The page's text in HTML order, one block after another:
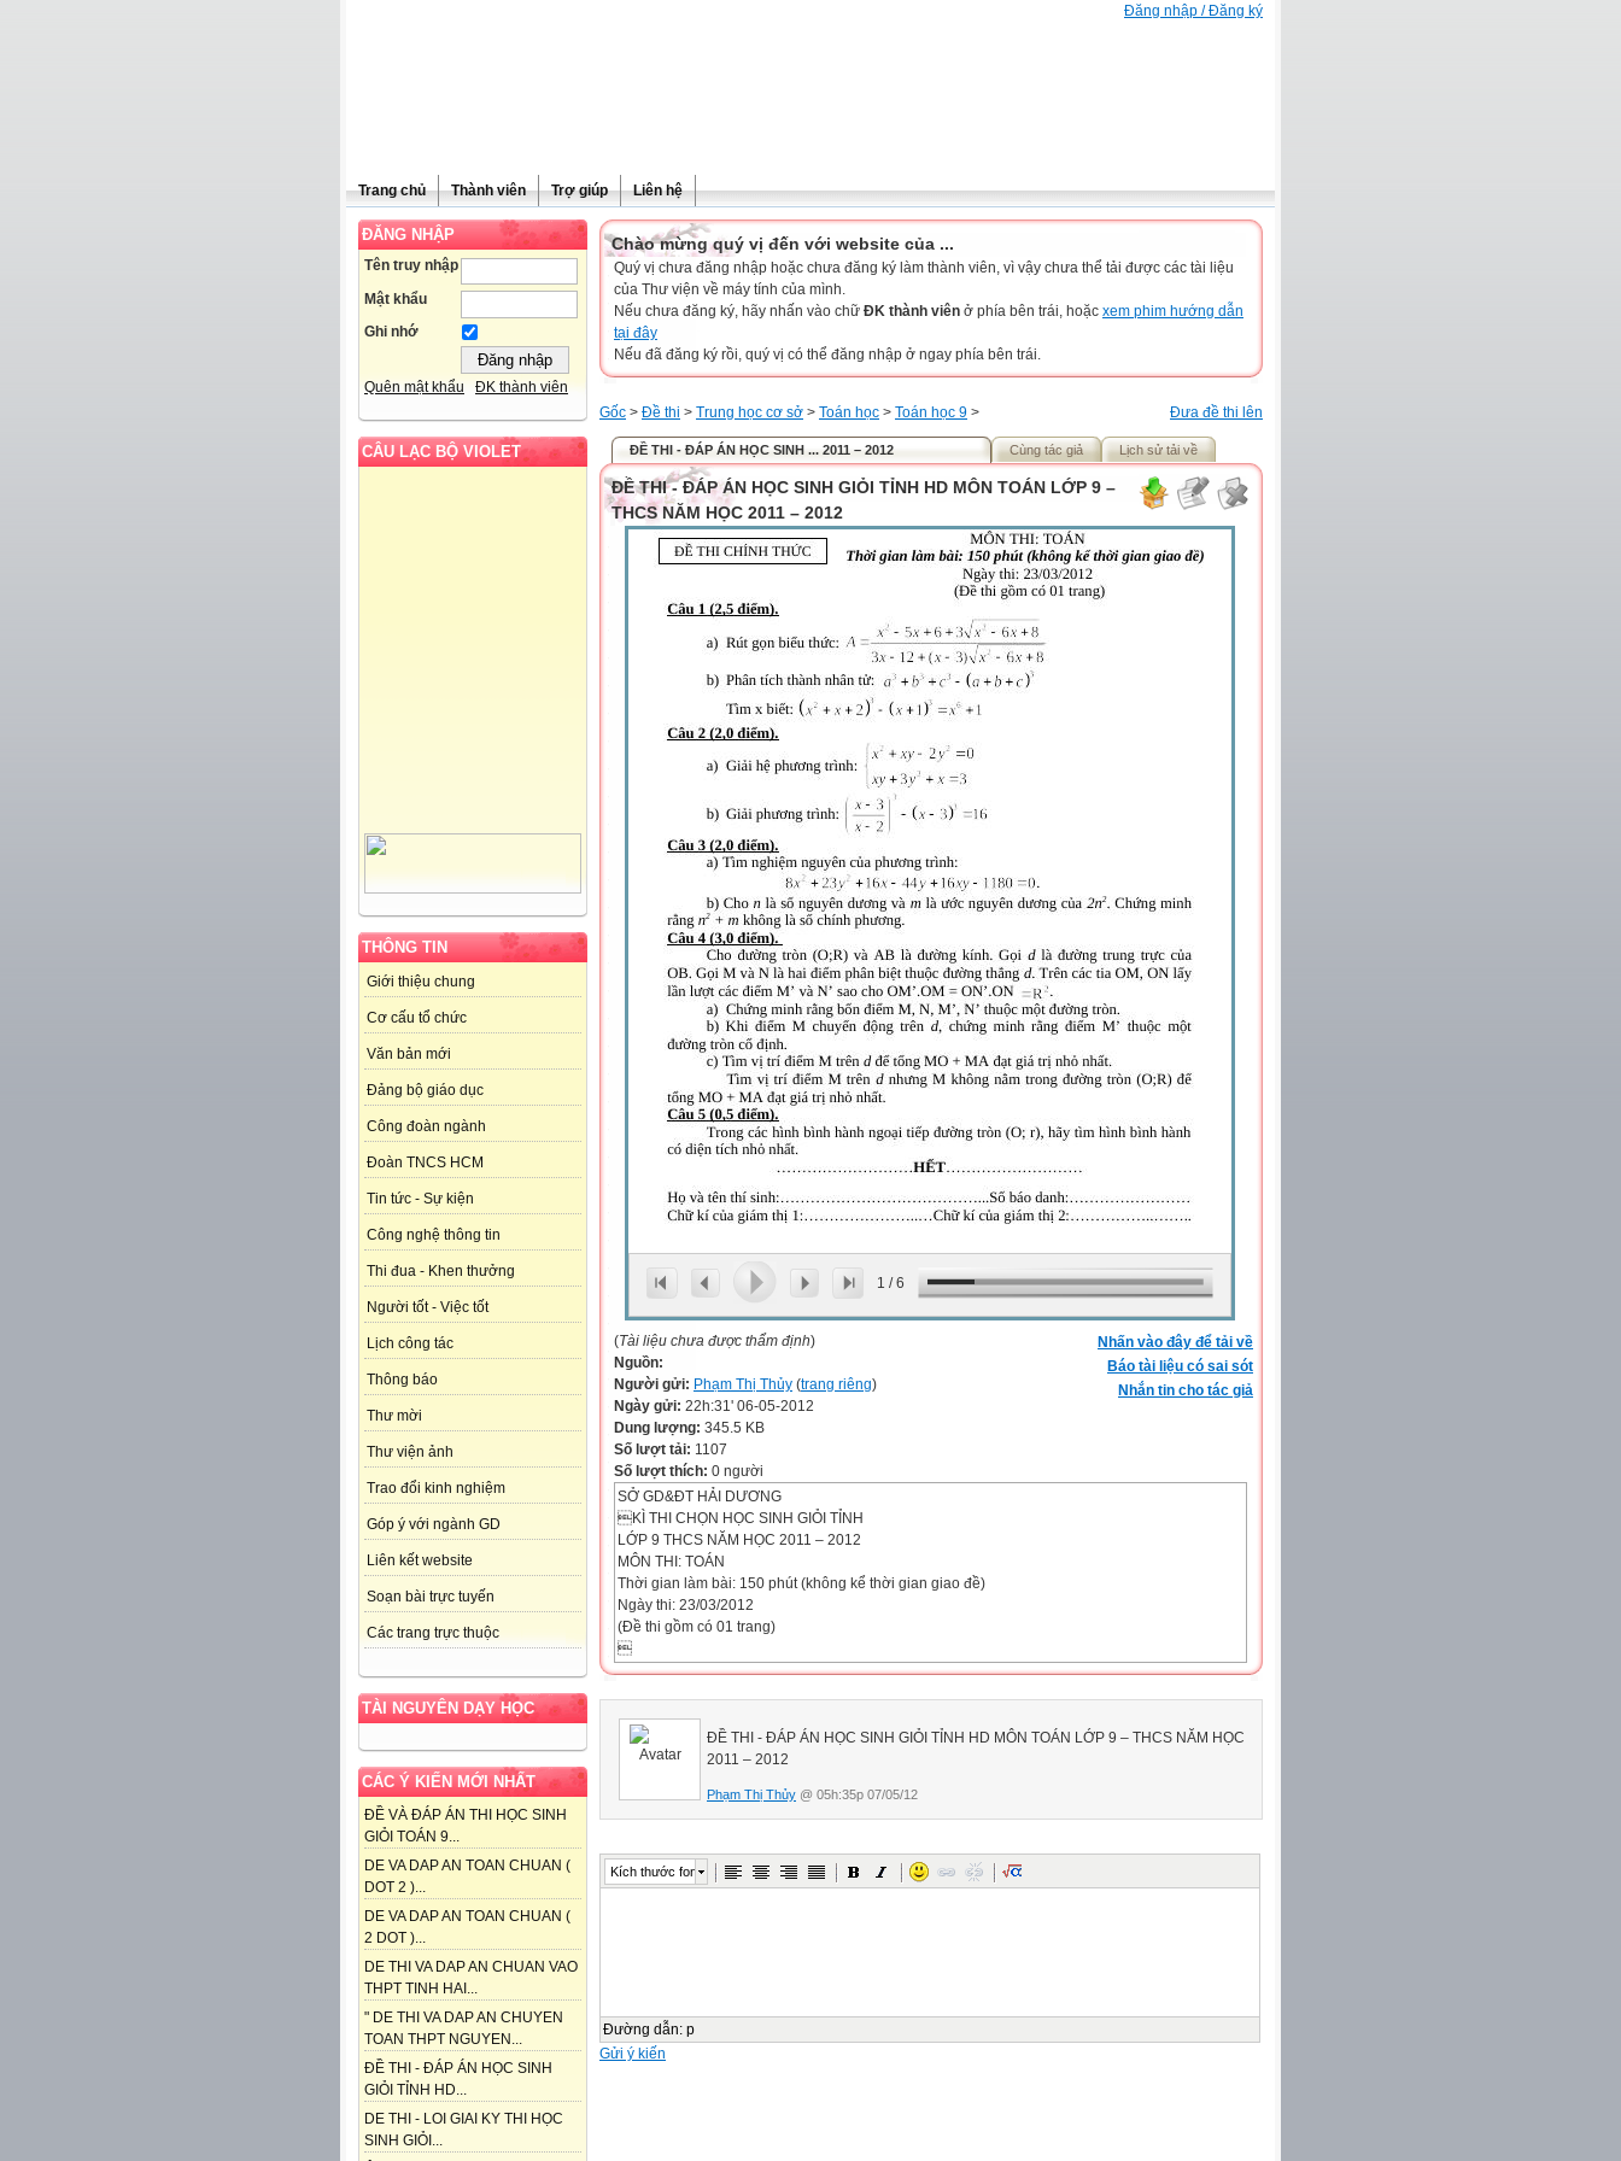
Đăng nhập / Đăng ký
Trang chủ Thành viên Trợ giúp Liên hệ
ĐĂNG NHẬP
Tên truy nhập
Mật khẩu
Ghi nhớ
Quên mật khẩu ĐK thành viên
CÂU LẠC BỘ VIOLET
THÔNG TIN
Giới thiệu chung
Cơ cấu tổ chức
Văn bản mới
Đảng bộ giáo dục
Công đoàn ngành
Đoàn TNCS HCM
Tin tức - Sự kiện
Công nghệ thông tin
Thi đua - Khen thưởng
Người tốt - Việc tốt
Lịch công tác
Thông báo
Thư mời
Thư viện ảnh
Trao đổi kinh nghiệm
Góp ý với ngành GD
Liên kết website
Soạn bài trực tuyến
Các trang trực thuộc
TÀI NGUYÊN DẠY HỌC
CÁC Ý KIẾN MỚI NHẤT
ĐỀ VÀ ĐÁP ÁN THI HỌC SINH
GIỎI TOÁN 9...
DE VA DAP AN TOAN CHUAN (
DOT 2 )...
DE VA DAP AN TOAN CHUAN (
2 DOT )...
DE THI VA DAP AN CHUAN VAO
THPT TINH HAI...
" DE THI VA DAP AN CHUYEN
TOAN THPT NGUYEN...
ĐỀ THI - ĐÁP ÁN HỌC SINH
GIỎI TỈNH HD...
DE THI - LOI GIAI KY THI HỌC
SINH GIỎI...
Chào mừng quý vị đến với website của ...
Quý vị chưa đăng nhập hoặc chưa đăng ký làm thành viên, vì vậy chưa thể tải được các tài liệu
của Thư viện về máy tính của mình.
Nếu chưa đăng ký, hãy nhấn vào chữ ĐK thành viên ở phía bên trái, hoặc xem phim hướng dẫn
tại đây
Nếu đã đăng ký rồi, quý vị có thể đăng nhập ở ngay phía bên trái.
Đưa đề thi lên
Gốc > Đề thi > Trung học cơ sở > Toán học > Toán học 9 >
ĐỀ THI - ĐÁP ÁN HỌC SINH ... 2011 – 2012 Cùng tác giả Lịch sử tải về
ĐỀ THI - ĐÁP ÁN HỌC SINH GIỎI TỈNH HD MÔN TOÁN LỚP 9 –
THCS NĂM HỌC 2011 – 2012
1 /6
Nhấn vào đây để tải về
Báo tài liệu có sai sót
Nhắn tin cho tác giả
(Tài liệu chưa được thẩm định)
Nguồn:
Người gửi: Phạm Thị Thủy (trang riêng)
Ngày gửi: 22h:31' 06-05-2012
Dung lượng: 345.5 KB
Số lượt tải: 1107
Số lượt thích: 0 người
SỞ GD&ĐT HẢI DƯƠNG
KÌ THI CHỌN HỌC SINH GIỎI TỈNH
LỚP 9 THCS NĂM HỌC 2011 – 2012
MÔN THI: TOÁN
Thời gian làm bài: 150 phút (không kể thời gian giao đề)
Ngày thi: 23/03/2012
(Đề thi gồm có 01 trang)

Câu 1 (2,5 điểm).
Tìm x biết: 
Câu 2 (2,0 điểm).
Giải phương trình: 
Câu 3 (2,0 điểm).
.
b) Cho n là số nguyên dương và m là ước nguyên dương của 2n2. Chứng minh rằng n2 + m
Chứng minh rằng bốn điểm M, N, M’, N’ thuộc một đường tròn.
b) Khi điểm M chuyển động trên d, chứng minh rằng điểm M’ thuộc một đường tròn cố định.
c) Tìm vị trí điểm M trên d để tổng MO + MA đạt giá trị nhỏ nhất.
ĐỀ THI - ĐÁP ÁN HỌC SINH GIỎI TỈNH HD MÔN TOÁN LỚP 9 – THCS NĂM HỌC
2011 – 2012
Phạm Thị Thủy @ 05h:35p 07/05/12
Kích thước font
Đường dẫn: p
Gửi ý kiến